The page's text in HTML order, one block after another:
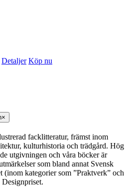
Detaljer Köp nu
×
facklitteratur, främst inom
kulturhistoria och trädgård. Hög
utgivningen och våra böcker är
som bland annat Svensk
kategorier som ”Praktverk” och